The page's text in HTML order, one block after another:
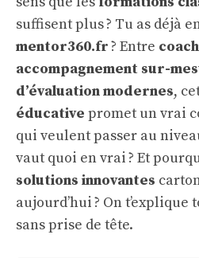
suffisent plus ? Tu as déjà
mentor360.fr? Entre
accompagnement sur-
d’évaluation modernes,
éducative promet un vrai
qui veulent passer au
vaut quoi en vrai ? Et
solutions innovantes
aujourd’hui ? On
sans prise de tête.